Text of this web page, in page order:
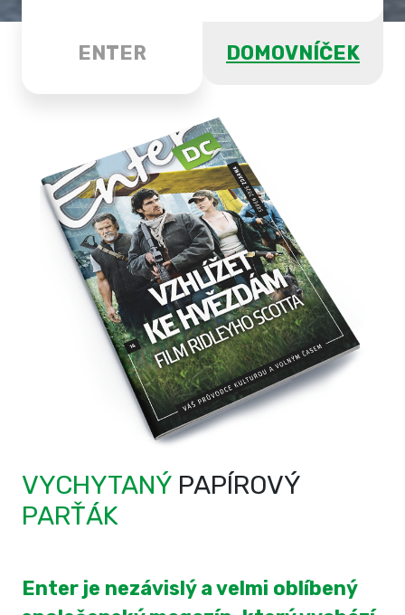
ENTER DOMOVNÍČEK
VYCHYTANÝ PAPÍROVÝ
PARŤÁK
Enter je nezávislý a velmi oblíbený